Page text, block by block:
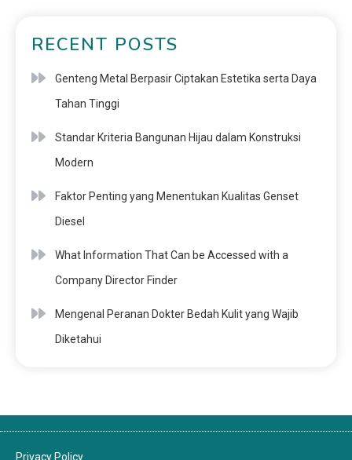
RECENT POSTS
Genteng Metal Berpasir Ciptakan Estetika serta Daya
Tahan Tinggi
Standar Kriteria Bangunan Hijau dalam Konstruksi
Modern
Faktor Penting yang Menentukan Kualitas Genset
Diesel
What Information That Can be Accessed with a
Company Director Finder
Mengenal Peranan Dokter Bedah Kulit yang Wajib
Diketahui
Privacy Policy